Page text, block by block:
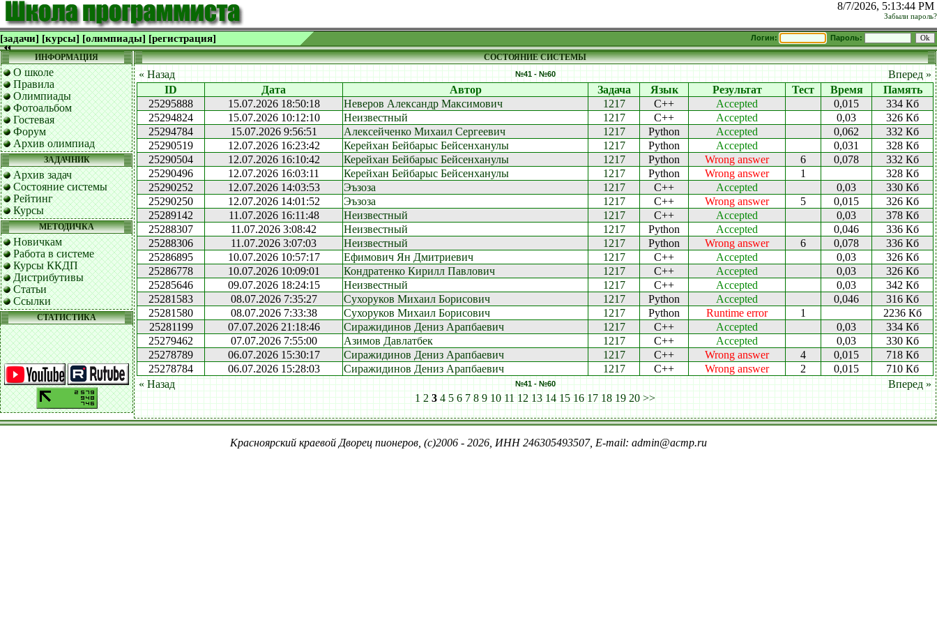
8/7/2026, 5:13:44 PM
Забыли пароль?
[задачи] [курсы] [олимпиады] [регистрация] Логин: Пароль:
ИНФОРМАЦИЯ
О школе
Правила
Олимпиады
Фотоальбом
Гостевая
Форум
Архив олимпиад
ЗАДАЧНИК
Архив задач
Состояние системы
Рейтинг
Курсы
МЕТОДИЧКА
Новичкам
Работа в системе
Курсы ККДП
Дистрибутивы
Статьи
Ссылки
СТАТИСТИКА
СОСТОЯНИЕ СИСТЕМЫ
« Назад №41 - №60
Вперед »
ID
Дата Автор Задача Язык Результат Тест Время
Память
25295888
15.07.2026 18:50:18 Неверов Александр Максимович 1217 C++ Accepted 0,015
334 Кб
25294824
15.07.2026 10:12:10 Неизвестный 1217 C++ Accepted 0,03
326 Кб
25294784
15.07.2026 9:56:51 Алексейченко Михаил Сергеевич 1217 Python Accepted 0,062
332 Кб
25290519
12.07.2026 16:23:42 Керейхан Бейбарыс Бейсенханулы 1217 Python Accepted 0,031
328 Кб
25290504
12.07.2026 16:10:42 Керейхан Бейбарыс Бейсенханулы 1217 Python Wrong answer 6 0,078
332 Кб
25290496
12.07.2026 16:03:11 Керейхан Бейбарыс Бейсенханулы 1217 Python Wrong answer 1
328 Кб
25290252
12.07.2026 14:03:53 Эъзоза 1217 C++ Accepted 0,03
330 Кб
25290250
12.07.2026 14:01:52 Эъзоза 1217 C++ Wrong answer 5 0,015
326 Кб
25289142
11.07.2026 16:11:48 Неизвестный 1217 C++ Accepted 0,03
378 Кб
25288307
11.07.2026 3:08:42 Неизвестный 1217 Python Accepted 0,046
336 Кб
25288306
11.07.2026 3:07:03 Неизвестный 1217 Python Wrong answer 6 0,078
336 Кб
25286895
10.07.2026 10:57:17 Ефимович Ян Дмитриевич 1217 C++ Accepted 0,03
326 Кб
25286778
10.07.2026 10:09:01 Кондратенко Кирилл Павлович 1217 C++ Accepted 0,03
326 Кб
25285646
09.07.2026 18:24:15 Неизвестный 1217 C++ Accepted 0,03
342 Кб
25281583
08.07.2026 7:35:27 Сухоруков Михаил Борисович 1217 Python Accepted 0,046
316 Кб
25281580
08.07.2026 7:33:38 Сухоруков Михаил Борисович 1217 Python Runtime error 1
2236 Кб
25281199
07.07.2026 21:18:46 Сиражидинов Дениз Арапбаевич 1217 C++ Accepted 0,03
334 Кб
25279462
07.07.2026 7:55:00 Азимов Давлатбек 1217 C++ Accepted 0,03
330 Кб
25278789
06.07.2026 15:30:17 Сиражидинов Дениз Арапбаевич 1217 C++ Wrong answer 4 0,015
718 Кб
25278784
06.07.2026 15:28:03 Сиражидинов Дениз Арапбаевич 1217 C++ Wrong answer 2 0,015
710 Кб
« Назад
№41 - №60
Вперед »
1 2 3 4 5 6 7 8 9 10 11 12 13 14 15 16 17 18 19 20 >>
Красноярский краевой Дворец пионеров, (c)2006 - 2026, ИНН 246305493507, E-mail: admin@acmp.ru